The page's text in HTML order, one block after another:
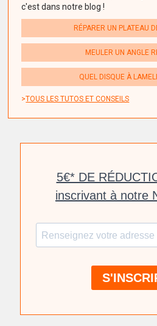
c'est dans notre blog !
RÉPARER UN PLATEAU
MEULER UN ANGLE
QUEL DISQUE À
TOUS LES TUTOS ET CONSEILS